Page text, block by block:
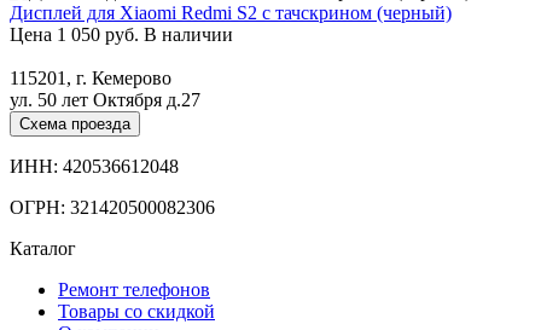
Дисплей для Xiaomi Redmi S2 с тачскрином (черный)
Цена 1 050 руб. В наличии
115201, г. Кемерово
ул. 50 лет Октября д.27
Схема проезда
ИНН: 420536612048
ОГРН: 321420500082306
Каталог
Ремонт телефонов
Товары со скидкой